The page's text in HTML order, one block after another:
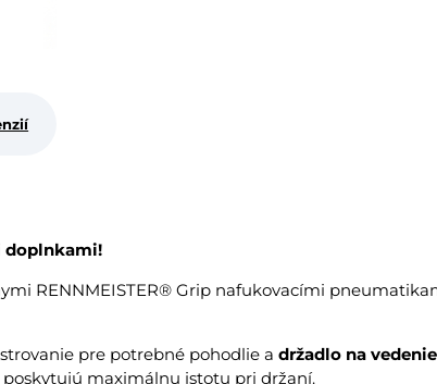
doplnkami!
RENNMEISTER® Grip nafukovacími
pre potrebné pohodlie a držadlo na
maximálnu istotu pri držaní.